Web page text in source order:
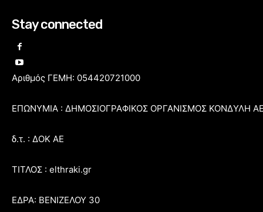
Stay connected
Αριθμός ΓΕΜΗ: 054420721000
ΕΠΩΝΥΜΙΑ : ΔΗΜΟΣΙΟΓΡΑΦΙΚΟΣ ΟΡΓΑΝΙΣΜΟΣ ΚΟΝΔΥΛΗ
δ.τ. : ΔΟΚ ΑΕ
ΤΙΤΛΟΣ : elthraki.gr
ΕΔΡΑ: ΒΕΝΙΖΕΛΟΥ 30